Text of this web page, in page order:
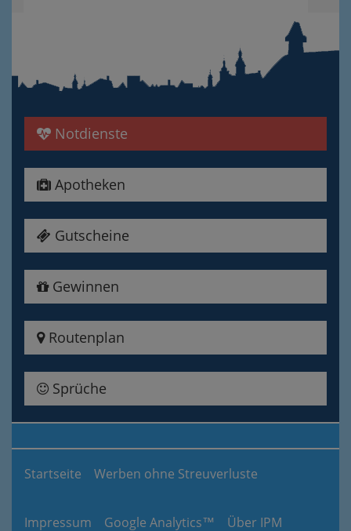
Notdienste
Apotheken
Gutscheine
Gewinnen
Routenplan
Sprüche
Startseite Werben ohne Streuverluste
Impressum Google Analytics™ Über IPM